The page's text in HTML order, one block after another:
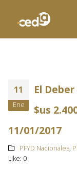
11
Ene
El
$us
11/01/2017
PFYD Nacionales,
Like: 0